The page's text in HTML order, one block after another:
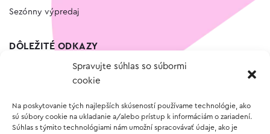
Spravujte súhlas so súbormi
cookie
Na poskytovanie tých najlepších skúseností používame technológie, ako
sú súbory cookie na ukladanie a/alebo prístup k informáciám o zariadení.
Súhlas s týmito technológiami nám umožní spracovávať údaje, ako je
Sezónny výpredaj
DÔLEŽITÉ ODKAZY
Vernostný program